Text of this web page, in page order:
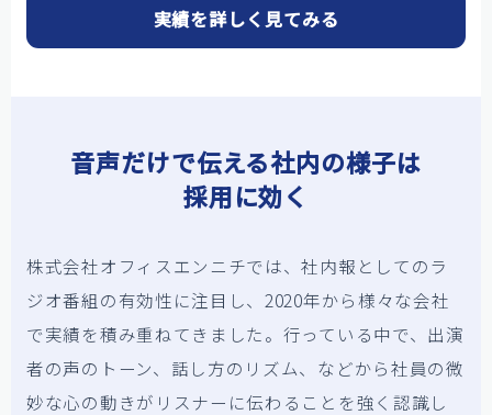
実績を詳しく見てみる
音声だけで伝える社内の様子は
採用に効く
株式会社オフィスエンニチでは、社内報としてのラ
ジオ番組の有効性に注目し、2020年から様々な会社
で実績を積み重ねてきました。行っている中で、出演
者の声のトーン、話し方のリズム、などから社員の微
妙な心の動きがリスナーに伝わることを強く認識し